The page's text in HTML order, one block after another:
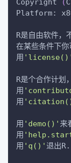
Copyright
(C
Platform:
R是自由软件，
在某些条件下你
用
R是个合作计划
用
用
用 'demo()' 来
用
用 'q()'退出R.